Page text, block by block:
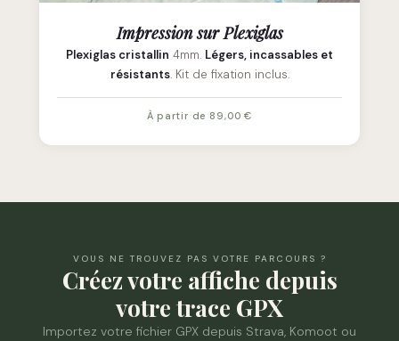
Impression sur Plexiglas
Plexiglas cristallin 4mm. Légers, incassables et
résistants. Kit de fixation inclus.
À partir de 89,00 €
VOUS NE TROUVEZ PAS VOTRE PARCOURS ?
Créez votre affiche depuis
votre trace GPX
Importez votre fichier GPX depuis Strava, Komoot ou